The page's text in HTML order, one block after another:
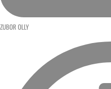
ZUBOR OLLY